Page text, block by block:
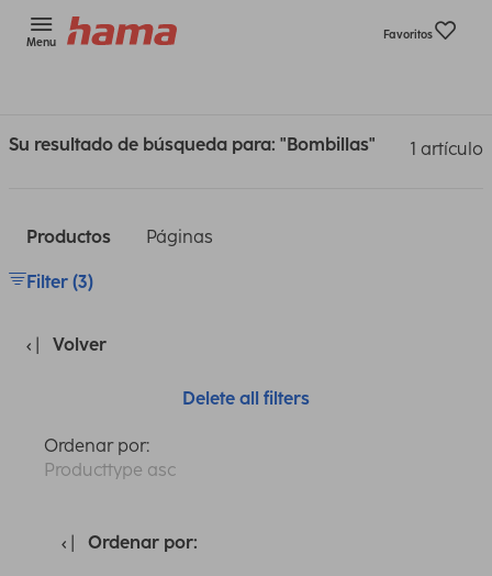
Menu
Favoritos
Su resultado de búsqueda para: "Bombillas" 1 artículo
Productos Páginas
Filter (3)
Volver
Delete all filters
Ordenar por:
Producttype asc
Ordenar por: